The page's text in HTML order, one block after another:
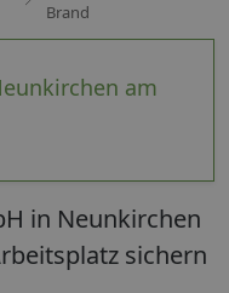
Brand
am
in Neunkirchen
sichern